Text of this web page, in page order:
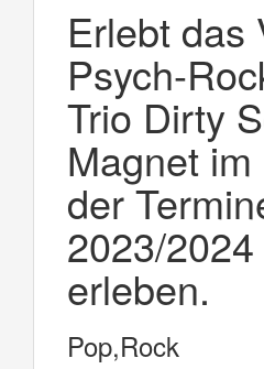
Erlebt das
Psych-
Trio Dirty
Magnet
der
2023/
erleben.
Pop,Rock